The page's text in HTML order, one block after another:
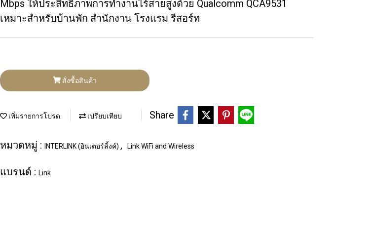
Mbps ให้ประสิทธิภาพการทำงานไร้สายสูงด้วย Qualcomm QCA9531
เหมาะสำหรับบ้านพัก สำนักงาน โรงแรม รีสอร์ท
สั่งซื้อสินค้า
เพิ่มรายการโปรด เปรียบเทียบ Share
หมวดหมู่ : INTERLINK (อินเตอร์ลิ้งค์) , Link WiFi and Wireless
แบรนด์ : Link